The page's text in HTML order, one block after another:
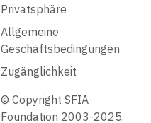
Privatsphäre
Allgemeine
Geschäftsbedingungen
Zugänglichkeit
© Copyright SFIA
Foundation 2003-2025.